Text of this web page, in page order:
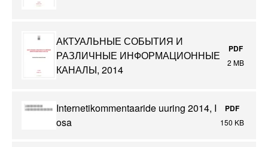
АКТУАЛЬНЫЕ СОБЫТИЯ И
РАЗЛИЧНЫЕ ИНФОРМАЦИОННЫЕ
КАНАЛЫ, 2014
PDF
2 MB
Internetikommentaaride uuring 2014, I
osa
PDF
150 KB